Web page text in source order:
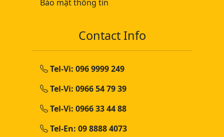
Bảo mật thông tin
Contact Info
Tel-Vi: 096 9999 249
Tel-Vi: 0966 54 79 39
Tel-Vi: 0966 33 44 88
Tel-En: 09 8888 4073